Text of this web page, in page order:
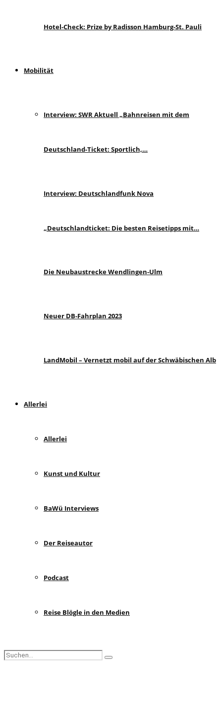
Hotel-Check: Prize by Radisson Hamburg-St. Pauli
Mobilität
Interview: SWR Aktuell „Bahnreisen mit dem
Deutschland-Ticket: Sportlich,…
Interview: Deutschlandfunk Nova
„Deutschlandticket: Die besten Reisetipps mit…
Die Neubaustrecke Wendlingen-Ulm
Neuer DB-Fahrplan 2023
LandMobil – Vernetzt mobil auf der Schwäbischen Alb
Allerlei
Allerlei
Kunst und Kultur
BaWü Interviews
Der Reiseautor
Podcast
Reise Blögle in den Medien
Search
Search